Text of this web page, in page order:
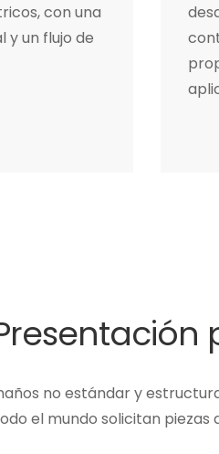
con una
y un flujo de
no estándar y
el mundo solicitan